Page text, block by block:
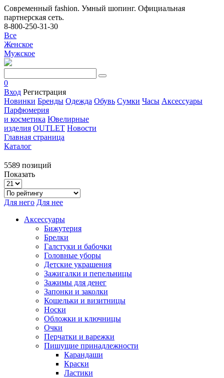
Современный fashion. Умный шопинг. Официальная
партнерская сеть.
8-800-250-31-30
Все
Женское
Мужское
0
Вход Регистрация
Новинки Бренды Одежда Обувь Сумки Часы Аксессуары
Парфюмерия
и косметика Ювелирные
изделия OUTLET Новости
Главная страница
Каталог
5589 позиций
Показать
Для него Для нее
Аксессуары
Бижутерия
Брелки
Галстуки и бабочки
Головные уборы
Детские украшения
Зажигалки и пепельницы
Зажимы для денег
Запонки и заколки
Кошельки и визитницы
Носки
Обложки и ключницы
Очки
Перчатки и варежки
Пишущие принадлежности
Карандаши
Краски
Ластики